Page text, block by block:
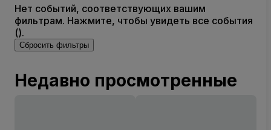
Нет событий, соответствующих вашим
фильтрам. Нажмите, чтобы увидеть все события
().
Сбросить фильтры
Недавно просмотренные